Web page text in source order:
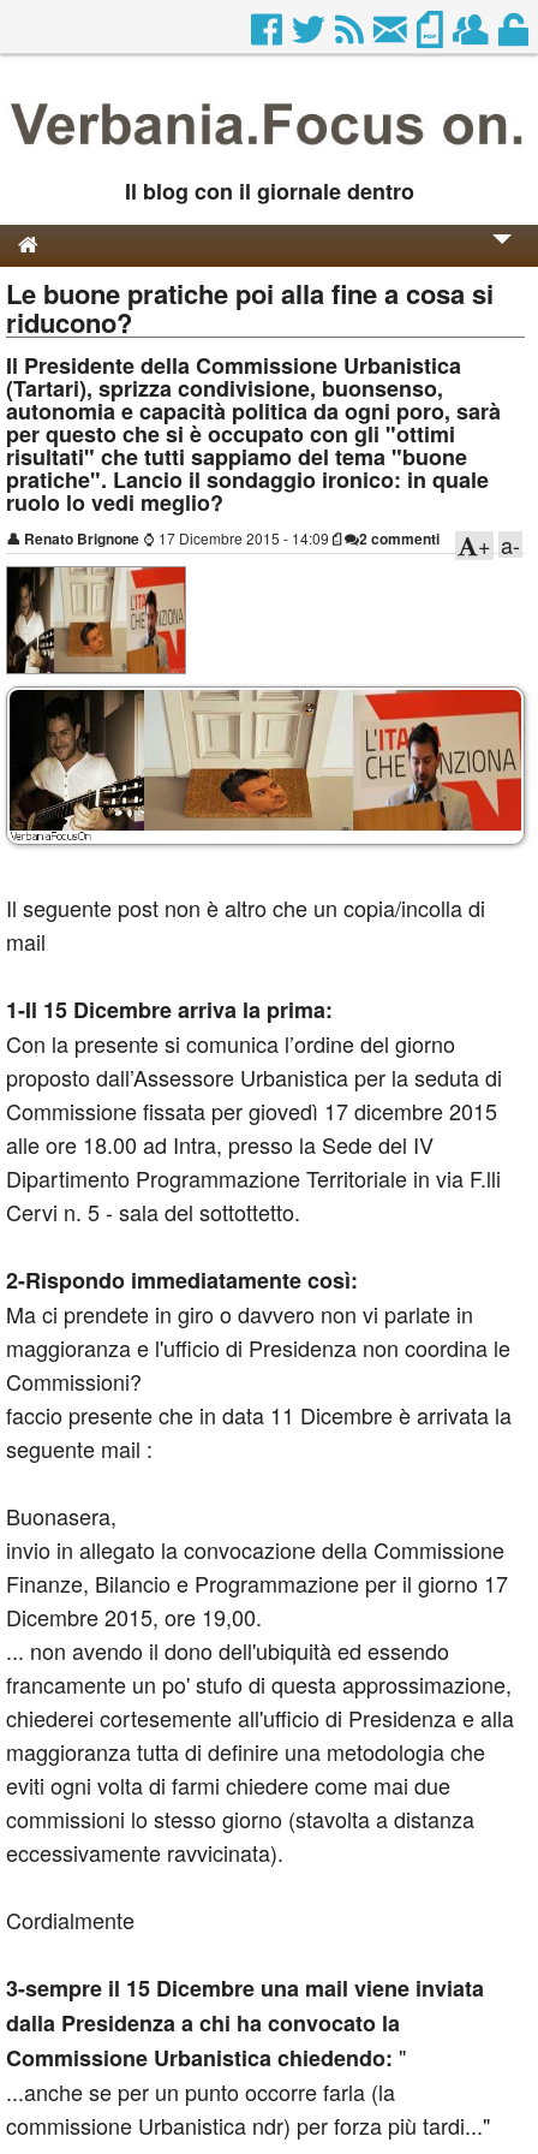
Il blog con il giornale dentro
Genesi e Storia
Contatti
Le buone pratiche poi alla fine a cosa si
riducono?
Il Presidente della Commissione Urbanistica
(Tartari), sprizza condivisione, buonsenso,
autonomia e capacità politica da ogni poro, sarà
per questo che si è occupato con gli "ottimi
risultati" che tutti sappiamo del tema "buone
pratiche". Lancio il sondaggio ironico: in quale
ruolo lo vedi meglio?
👤 Renato Brignone ⌚ 17 Dicembre 2015 - 14:09 2 commenti a-
+
Il seguente post non è altro che un copia/incolla di
mail
1-Il 15 Dicembre arriva la prima:
Con la presente si comunica l’ordine del giorno
proposto dall’Assessore Urbanistica per la seduta di
Commissione fissata per giovedì 17 dicembre 2015
alle ore 18.00 ad Intra, presso la Sede del IV
Dipartimento Programmazione Territoriale in via F.lli
Cervi n. 5 - sala del sottottetto.
2-Rispondo immediatamente così:
Ma ci prendete in giro o davvero non vi parlate in
maggioranza e l'ufficio di Presidenza non coordina le
Commissioni?
faccio presente che in data 11 Dicembre è arrivata la
seguente mail :
Buonasera,
invio in allegato la convocazione della Commissione
Finanze, Bilancio e Programmazione per il giorno 17
Dicembre 2015, ore 19,00.
... non avendo il dono dell'ubiquità ed essendo
francamente un po' stufo di questa approssimazione,
chiederei cortesemente all'ufficio di Presidenza e alla
maggioranza tutta di definire una metodologia che
eviti ogni volta di farmi chiedere come mai due
commissioni lo stesso giorno (stavolta a distanza
eccessivamente ravvicinata).
Cordialmente
3-sempre il 15 Dicembre una mail viene inviata
dalla Presidenza a chi ha convocato la
Commissione Urbanistica chiedendo: "
...anche se per un punto occorre farla (la
commissione Urbanistica ndr) per forza più tardi..."